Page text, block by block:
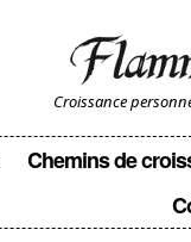
Croissance
Chemins de